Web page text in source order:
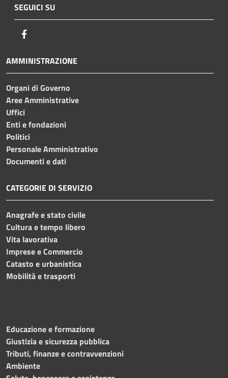
SEGUICI SU
AMMINISTRAZIONE
Organi di Governo
Aree Amministrative
Uffici
Enti e fondazioni
Politici
Personale Amministrativo
Documenti e dati
CATEGORIE DI SERVIZIO
Anagrafe e stato civile
Cultura e tempo libero
Vita lavorativa
Imprese e Commercio
Catasto e urbanistica
Mobilità e trasporti
Educazione e formazione
Giustizia e sicurezza pubblica
Tributi, finanze e contravvenzioni
Ambiente